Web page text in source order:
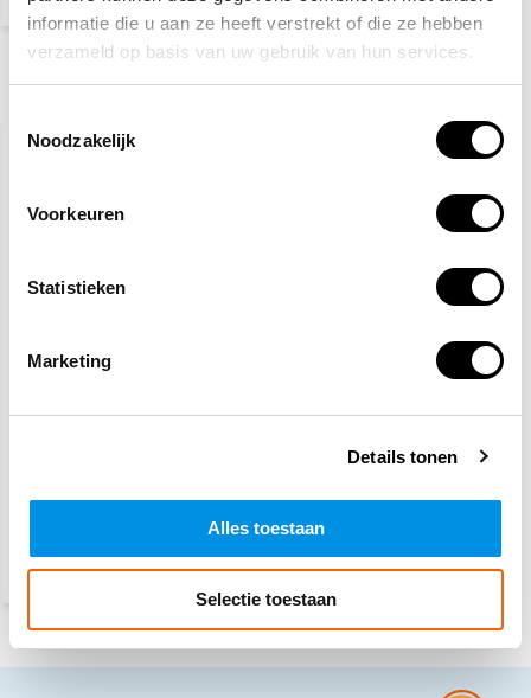
informatie die u aan ze heeft verstrekt of die ze hebben
verzameld op basis van uw gebruik van hun services.
Noodzakelijk
Voorkeuren
Statistieken
Marketing
Details tonen
Alles toestaan
Selectie toestaan
Tekenpincet
Voor 15:00 besteld,